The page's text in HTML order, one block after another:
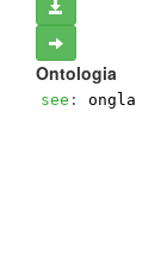
Ontologia
see : ongla